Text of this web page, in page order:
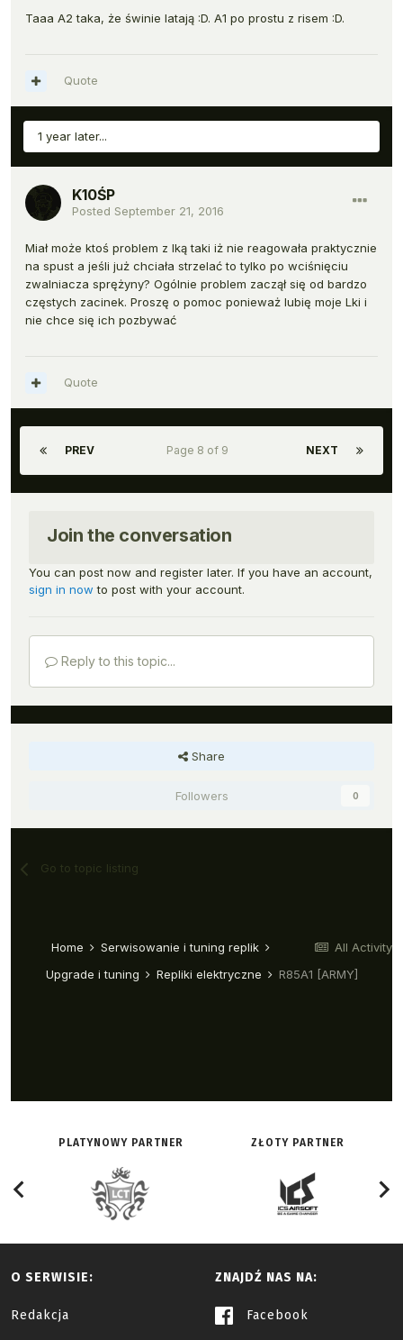
PLATYNOWY PARTNER ZŁOTY PARTNER
O SERWISIE:
Redakcja
ZNAJDŹ NAS NA:
Facebook